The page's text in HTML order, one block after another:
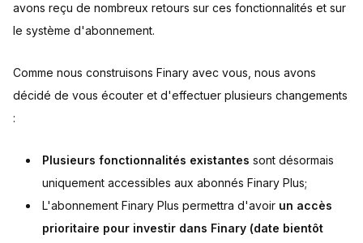
avons reçu de nombreux retours sur ces fonctionnalités et sur
le système d'abonnement.
Comme nous construisons Finary avec vous, nous avons
décidé de vous écouter et d'effectuer plusieurs changements
:
Plusieurs fonctionnalités existantes sont désormais
uniquement accessibles aux abonnés Finary Plus;
L'abonnement Finary Plus permettra d'avoir un accès
prioritaire pour investir dans Finary (date bientôt